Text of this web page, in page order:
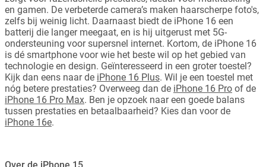
en gamen. De verbeterde camera’s maken haarscherpe foto's,
zelfs bij weinig licht. Daarnaast biedt de iPhone 16 een
batterij die langer meegaat, en is hij uitgerust met 5G-
ondersteuning voor supersnel internet. Kortom, de iPhone 16
is dé smartphone voor wie het beste wil op het gebied van
technologie en design. Geïnteresseerd in een groter toestel?
Kijk dan eens naar de iPhone 16 Plus. Wil je een toestel met
nóg betere prestaties? Overweeg dan de iPhone 16 Pro of de
iPhone 16 Pro Max. Ben je opzoek naar een goede balans
tussen prestaties en betaalbaarheid? Kies dan voor de
iPhone 16e.